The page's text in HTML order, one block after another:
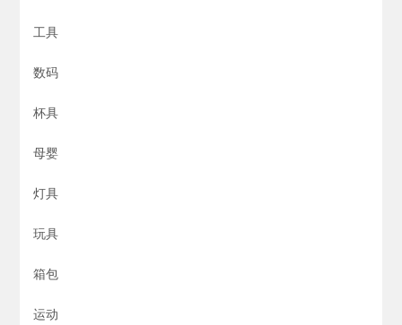
工具
数码
杯具
母婴
灯具
玩具
箱包
运动